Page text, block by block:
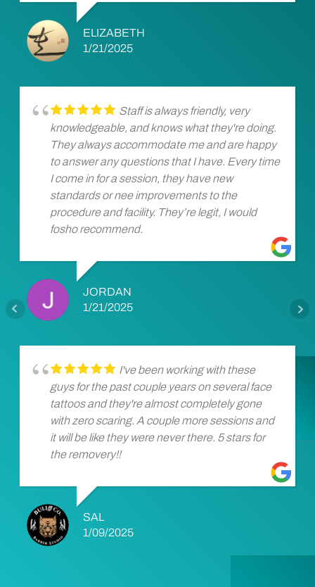
ELIZABETH
1/21/2025
Staff is always friendly, very
knowledgeable, and knows what they're doing.
They always accommodate me and are happy
to answer any questions that I have. Every time
I come in for a session, they have new
standards or nee improvements to the
procedure and facility. They’re legit, I would
fosho recommend.
JORDAN
1/21/2025
I've been working with these
guys for the past couple years on several face
tattoos and they're almost completely gone
with zero scaring. A couple more sessions and
it will be like they were never there. 5 stars for
the removery!!
SAL
1/09/2025